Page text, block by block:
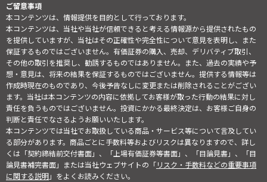
ご留意事項
本コンテンツは、情報提供を目的として行っております。
本コンテンツは、当社や当社が信頼できると考える情報源から提供されたもの
を提供していますが、当社はその正確性や完全性について意見を表明し、また
保証するものではございません。有価証券の購入、売却、デリバティブ取引、
その他の取引を推奨し、勧誘するものではありません。また、過去の実績や予
想・意見は、将来の結果を保証するものではございません。提供する情報等は
作成時現在のものであり、今後予告なしに変更または削除されることがござい
ます。当社は本コンテンツの内容に依拠してお客様が取った行動の結果に対し
責任を負うものではございません。投資にかかる最終決定は、お客様ご自身の
判断と責任でなさるようお願いいたします。
本コンテンツでは当社でお取扱している商品・サービス等について言及してい
る部分があります。商品ごとに手数料等およびリスクは異なりますので、詳し
くは「契約締結前交付書面」、「上場有価証券等書面」、「目論見書」、「目
論見書補完書面」または当社ウェブサイトの「リスク・手数料などの重要事項
に関する説明」をよくお読みください。